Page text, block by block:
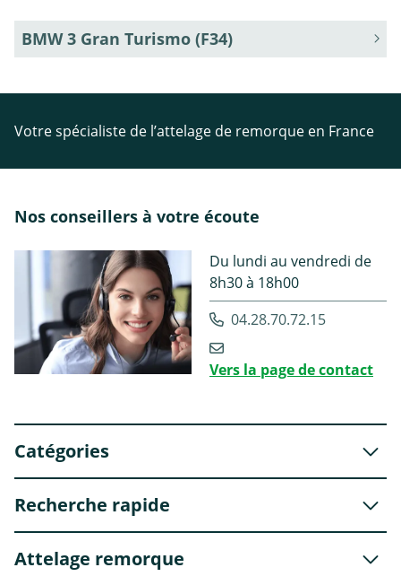
BMW 3 Gran Turismo (F34)
Votre spécialiste de l’attelage de remorque en France
Nos conseillers à votre écoute
Du lundi au vendredi de
8h30 à 18h00
04.28.70.72.15
Vers la page de contact
Catégories
Recherche rapide
Attelage remorque